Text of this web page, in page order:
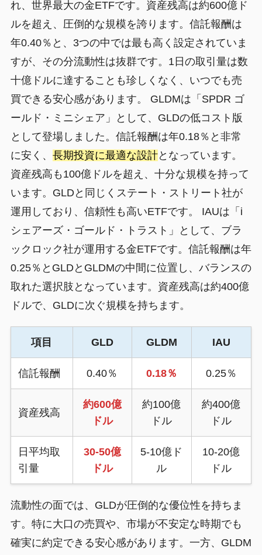
れ、世界最大の金ETFです。資産残高は約600億ド
ルを超え、圧倒的な規模を誇ります。信託報酬は
年0.40％と、3つの中では最も高く設定されていま
すが、その分流動性は抜群です。1日の取引量は数
十億ドルに達することも珍しくなく、いつでも売
買できる安心感があります。 GLDMは「SPDR ゴ
ールド・ミニシェア」として、GLDの低コスト版
として登場しました。信託報酬は年0.18％と非常
に安く、 長期投資に最適な設計となっています。
資産残高も100億ドルを超え、十分な規模を持って
います。GLDと同じくステート・ストリート社が
運用しており、信頼性も高いETFです。 IAUは「i
シェアーズ・ゴールド・トラスト」として、ブラ
ックロック社が運用する金ETFです。信託報酬は年
0.25％とGLDとGLDMの中間に位置し、バランスの
取れた選択肢となっています。資産残高は約400億
ドルで、GLDに次ぐ規模を持ちます。
項目 GLD GLDM IAU
信託報酬 0.40％ 0.18％ 0.25％
資産残高
約600億
ドル
約100億
ドル
約400億
ドル
日平均取
引量
30-50億
ドル
5-10億ド
ル
10-20億
ドル
流動性の面では、GLDが圧倒的な優位性を持ちま
す。特に大口の売買や、市場が不安定な時期でも
確実に約定できる安心感があります。一方、GLDM